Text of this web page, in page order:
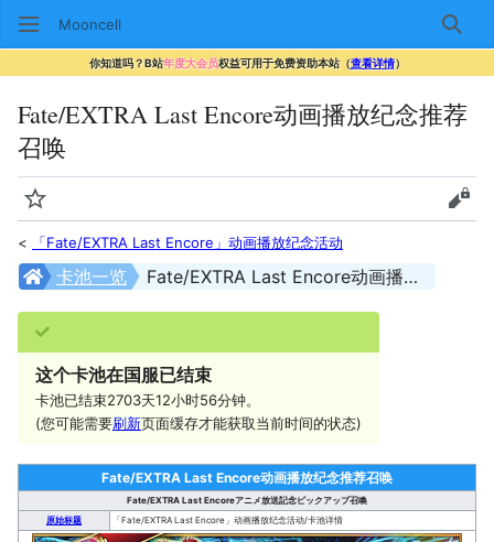
Mooncell 搜索
你知道吗？B站年度大会员权益可用于免费资助本站（查看详情）
Fate/EXTRA Last Encore动画播放纪念推荐
召唤
监视
查看
<
「Fate/EXTRA Last Encore」动画播放纪念活动
Fate/EXTRA Last Encore动画播放纪念推荐召唤
卡池一览
这个卡池在国服已结束
卡池已结束2703天12小时56分钟。
(您可能需要刷新页面缓存才能获取当前时间的状态)
Fate/EXTRA Last Encore动画播放纪念推荐召唤
Fate/EXTRA Last Encoreアニメ放送記念ピックアップ召喚
原始标题
「Fate/EXTRA Last Encore」动画播放纪念活动/卡池详情